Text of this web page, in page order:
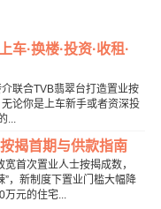
车·换楼·投资·收租·
联合TVB翡翠台打造置业按
论你是上车新手或者资深投
揭首期与供款指南
宽首次置业人士按揭成数，
”，新制度下置业门槛大幅降
元的住宅...